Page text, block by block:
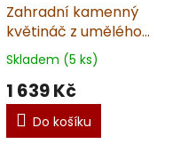
Zahradní kamenný
květináč z umělého
pískovce -
18cx40x40cm
Skladem (5 ks)
1 639 Kč
Do košíku